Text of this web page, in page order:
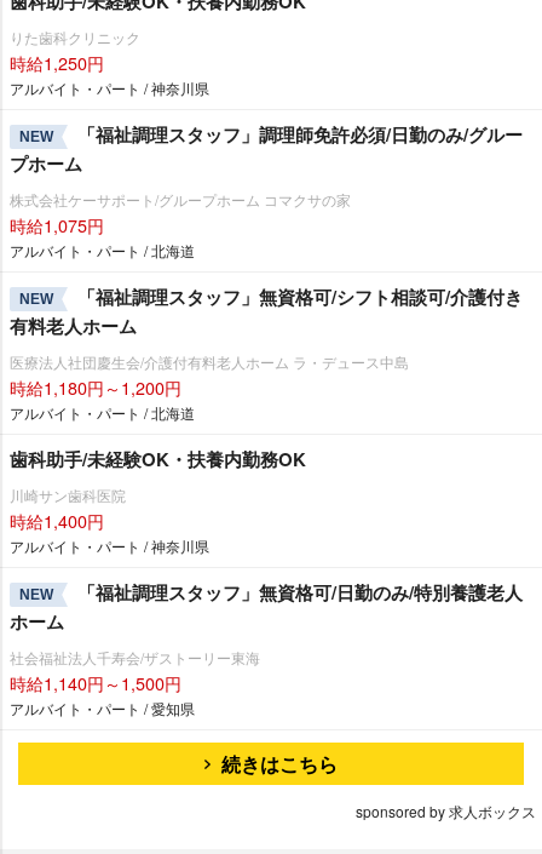
りた歯科クリニック
時給1,250円
アルバイト・パート / 神奈川県
NEW
「福祉調理スタッフ」調理師免許必須/日勤のみ/グルー
プホーム
株式会社ケーサポート/グループホーム コマクサの家
時給1,075円
アルバイト・パート / 北海道
NEW
「福祉調理スタッフ」無資格可/シフト相談可/介護付き
有料老人ホーム
医療法人社団慶生会/介護付有料老人ホーム ラ・デュース中島
時給1,180円～1,200円
アルバイト・パート / 北海道
歯科助手/未経験OK・扶養内勤務OK
川崎サン歯科医院
時給1,400円
アルバイト・パート / 神奈川県
NEW
「福祉調理スタッフ」無資格可/日勤のみ/特別養護老人
ホーム
社会福祉法人千寿会/ザストーリー東海
時給1,140円～1,500円
アルバイト・パート / 愛知県
続きはこちら
sponsored by 求人ボックス